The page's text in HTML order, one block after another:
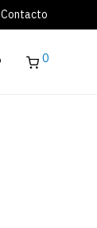
Contacto
0